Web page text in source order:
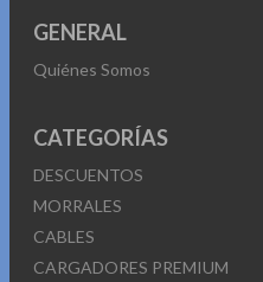
GENERAL
Quiénes Somos
CATEGORÍAS
DESCUENTOS
MORRALES
CABLES
CARGADORES PREMIUM